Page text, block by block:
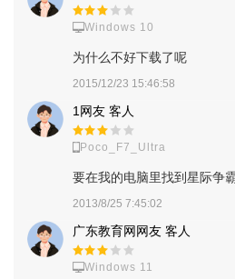
Windows 10
为什么不好下载了呢
2015/12/23 15:46:58
1网友 客人
Poco_F7_Ultra
要在我的电脑里找到星际争
2013/8/25 7:45:02
广东教育网网友 客人
Windows 11